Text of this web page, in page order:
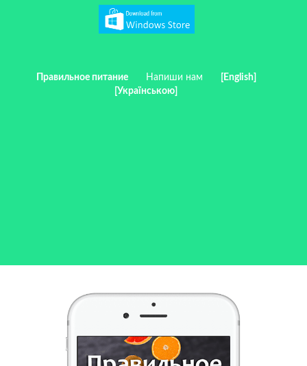
Правильное питание Напиши нам
[English]
[Українською]